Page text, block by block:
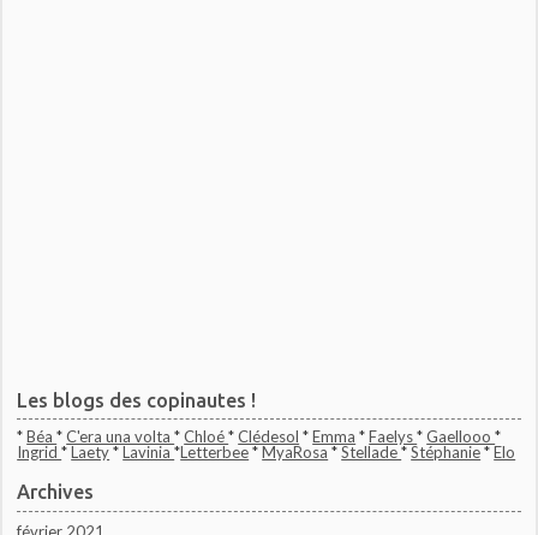
Les blogs des copinautes !
*Béa*C'era una volta*Chloé*Clédesol *Emma *Faelys*Gaellooo*
Ingrid*Laety*Lavinia*Letterbee*MyaRosa *Stellade*Stéphanie*Elo
Archives
février 2021